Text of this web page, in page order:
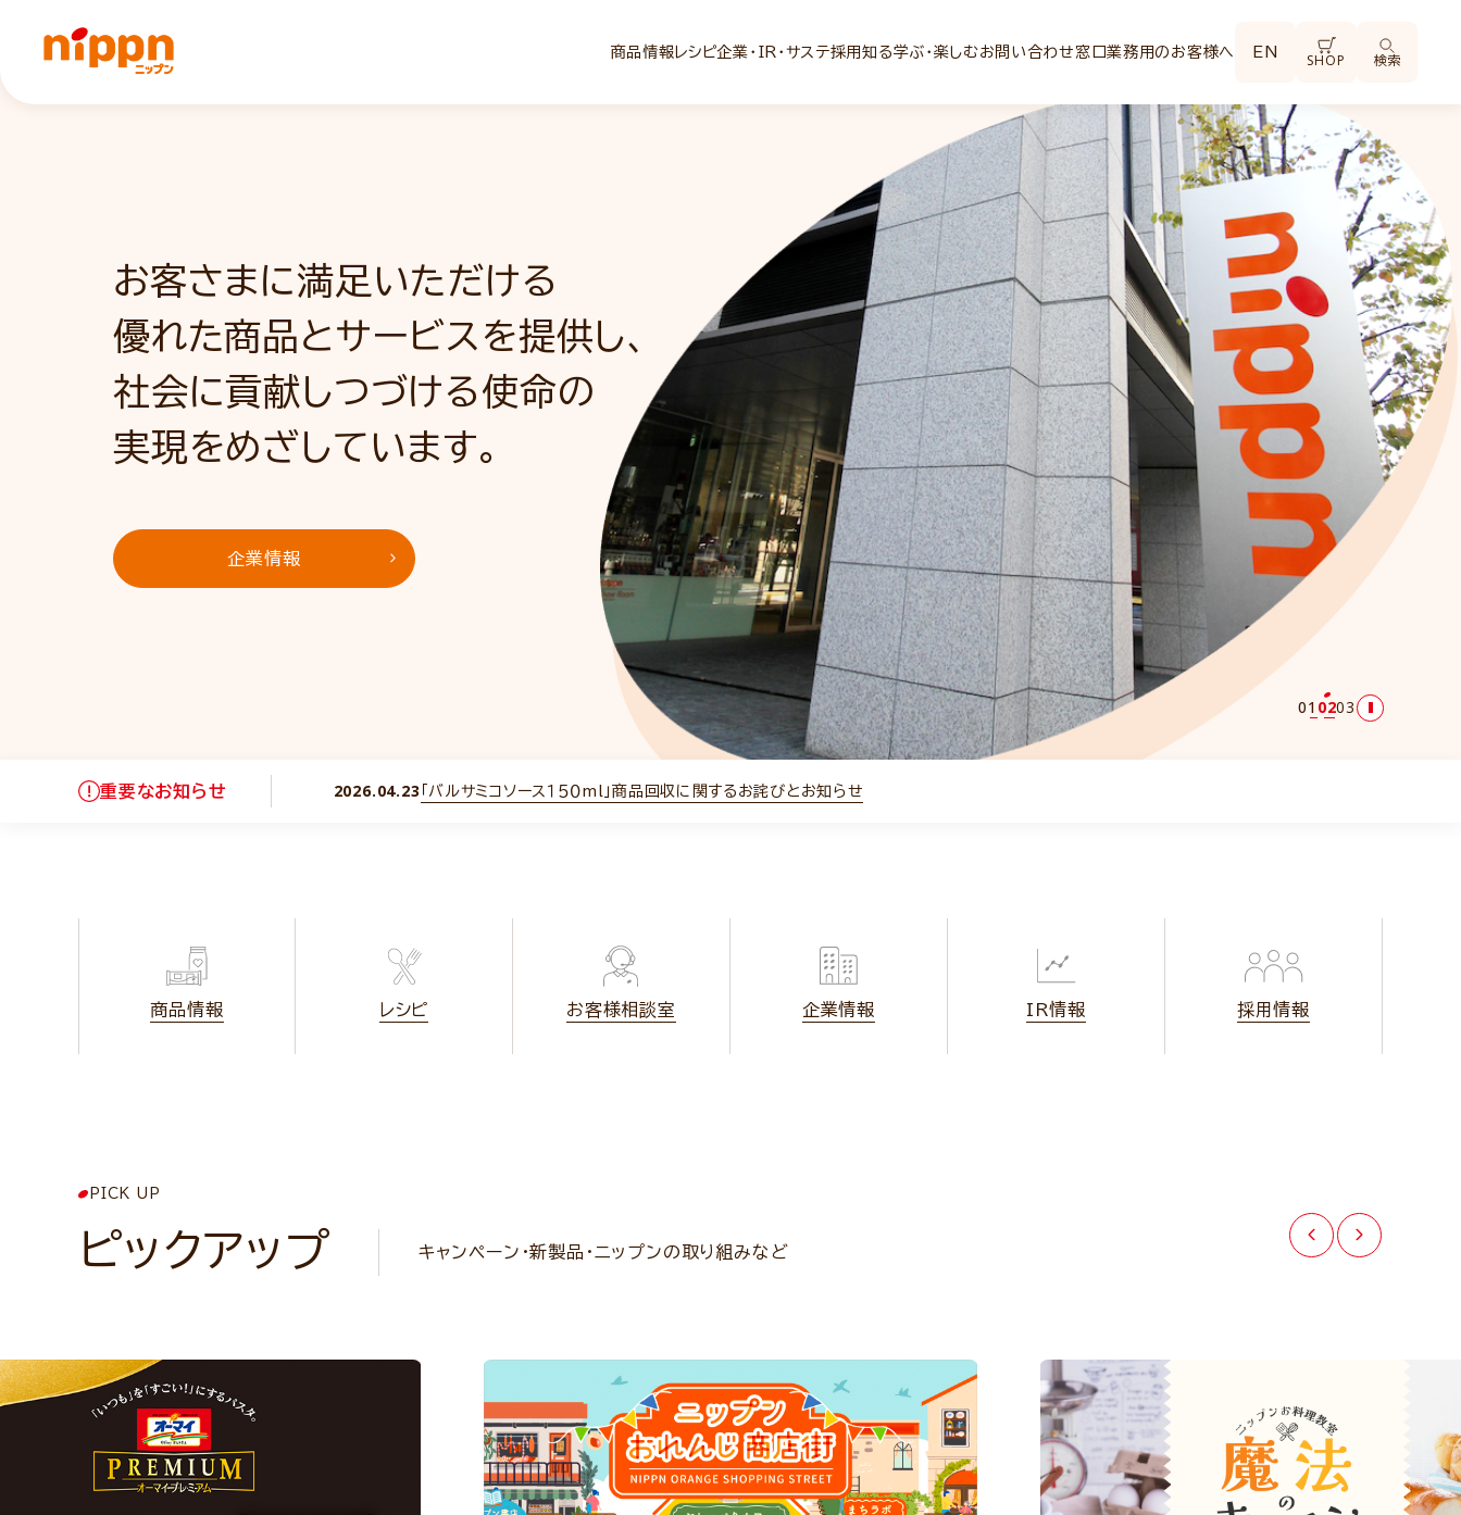
商品情報 レシピ企業・IR・サステ採用知る学ぶ・楽しむお問い合わせ窓口業務用のお客様へ EN SHOP 検索
ニップングループは、
人々のウェルビーイング
(幸せ・健康・笑顔)を追求し、
持続可能な社会の実現に
貢献します。
NIPPNの会社紹介ムービー
お客さまに満足いただける
優れた商品とサービスを提供し、
社会に貢献しつづける使命の
実現をめざしています。
企業情報
大地の恵みの恩恵を認識、
人と環境の調和をめざし
持続可能な社会の実現に
貢献します。
サステナビリティ
01 0203
重要なお知らせ 2026.04.23 「バルサミコソース１５０ml」商品回収に関するお詫びとお知らせ
商品情報 レシピ お客様相談室 企業情報 IR情報 採用情報
PICK UP
ピックアップ キャンペーン・新製品・ニップンの取り組みなど